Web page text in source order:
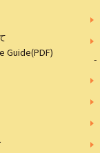
Guide(PDF)